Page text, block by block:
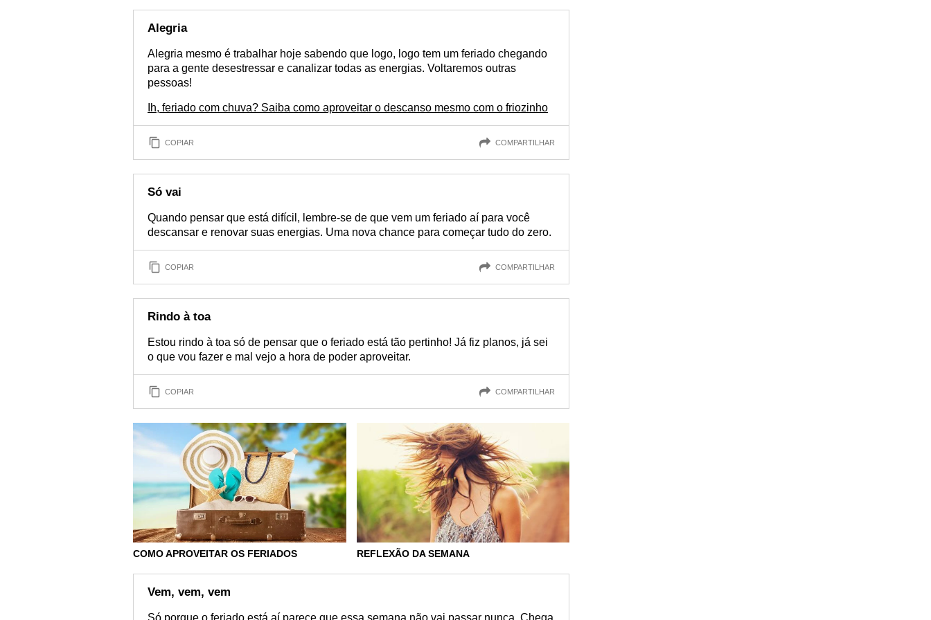
Alegria
Alegria mesmo é trabalhar hoje sabendo que logo, logo tem um feriado chegando
para a gente desestressar e canalizar todas as energias. Voltaremos outras
pessoas!
Ih, feriado com chuva? Saiba como aproveitar o descanso mesmo com o friozinho
COPIAR COMPARTILHAR
Só vai
Quando pensar que está difícil, lembre-se de que vem um feriado aí para você
descansar e renovar suas energias. Uma nova chance para começar tudo do zero.
COPIAR COMPARTILHAR
Rindo à toa
Estou rindo à toa só de pensar que o feriado está tão pertinho! Já fiz planos, já sei
o que vou fazer e mal vejo a hora de poder aproveitar.
COPIAR COMPARTILHAR
COMO APROVEITAR OS FERIADOS REFLEXÃO DA SEMANA
Vem, vem, vem
Só porque o feriado está aí parece que essa semana não vai passar nunca. Chega